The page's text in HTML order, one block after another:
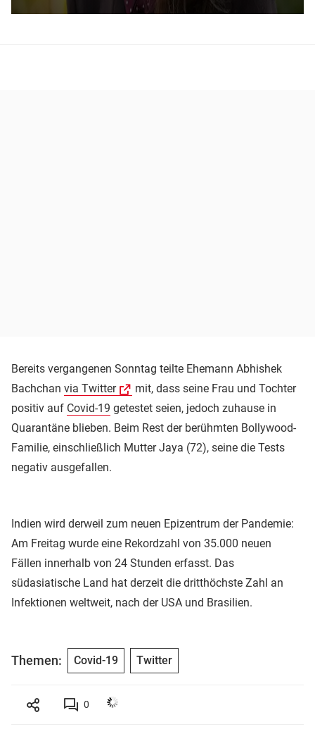
Bereits vergangenen Sonntag teilte Ehemann Abhishek
Bachchan via Twitter
mit, dass seine Frau und Tochter
positiv auf Covid-19 getestet seien, jedoch zuhause in
Quarantäne blieben. Beim Rest der berühmten Bollywood-
Familie, einschließlich Mutter Jaya (72), seine die Tests
negativ ausgefallen.
Indien wird derweil zum neuen Epizentrum der Pandemie:
Am Freitag wurde eine Rekordzahl von 35.000 neuen
Fällen innerhalb von 24 Stunden erfasst. Das
südasiatische Land hat derzeit die dritthöchste Zahl an
Infektionen weltweit, nach der USA und Brasilien.
Themen: Covid-19 Twitter
0